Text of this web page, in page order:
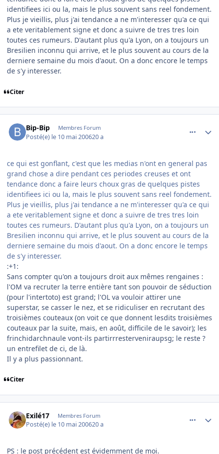
identifiees ici ou la, mais le plus souvent sans reel fondement.
Plus je vieillis, plus j'ai tendance a ne m'interesser qu'a ce qui
a ete veritablement signe et donc a suivre de tres tres loin
toutes ces rumeurs. D'autant plus qu'a Lyon, on a toujours un
Bresilien inconnu qui arrive, et le plus souvent au cours de la
derniere semaine du mois d'aout. On a donc encore le temps
de s'y interesser.
Citer
Bip-Bip Membres Forum
Posté(e) le 10 mai 200620 a
ce qui est gonflant, c'est que les medias n'ont en general pas
grand chose a dire pendant ces periodes creuses et ont
tendance donc a faire leurs choux gras de quelques pistes
identifiees ici ou la, mais le plus souvent sans reel fondement.
Plus je vieillis, plus j'ai tendance a ne m'interesser qu'a ce qui
a ete veritablement signe et donc a suivre de tres tres loin
toutes ces rumeurs. D'autant plus qu'a Lyon, on a toujours un
Bresilien inconnu qui arrive, et le plus souvent au cours de la
derniere semaine du mois d'aout. On a donc encore le temps
de s'y interesser.
:+1:
Sans compter qu'on a toujours droit aux mêmes rengaines :
l'OM va recruter la terre entière tant son pouvoir de séduction
(pour l'intertoto) est grand; l'OL va vouloir attirer une
superstar, se casser le nez, et se ridiculiser en recrutant des
troisièmes couteaux (on voit ce que donnent lesdits troisièmes
couteaux par la suite, mais, en août, difficile de le savoir); les
frinchidarchnaule vont-ils partirrresterveniraupsg; le reste ?
un entrefilet de ci, de là.
Il y a plus passionnant.
Citer
Exilé17 Membres Forum
Posté(e) le 10 mai 200620 a
PS : le post précédent est évidemment de moi.